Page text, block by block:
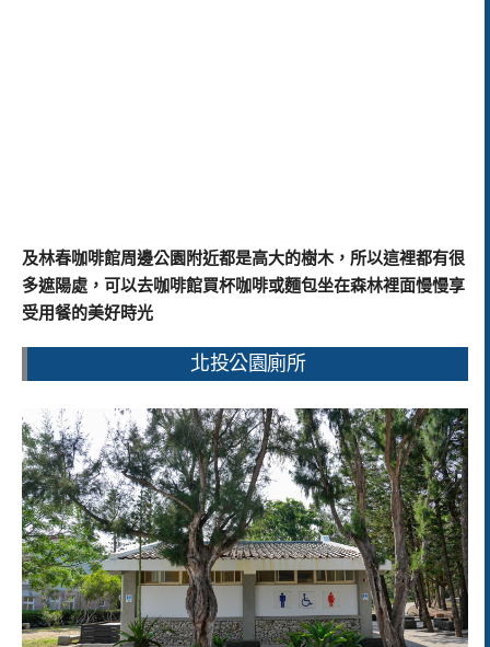
及林春咖啡館周邊公園附近都是高大的樹木，所以這裡都有很
多遮陽處，可以去咖啡館買杯咖啡或麵包坐在森林裡面慢慢享
受用餐的美好時光
北投公園廁所